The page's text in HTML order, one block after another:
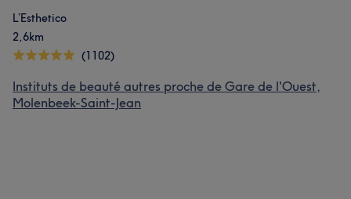
L’Esthetico
2,6km
(1102)
Instituts de beauté autres proche de Gare de l'Ouest,
Molenbeek-Saint-Jean